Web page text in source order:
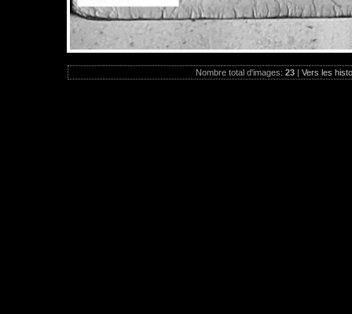
Nombre total d'images: 23 | Vers les